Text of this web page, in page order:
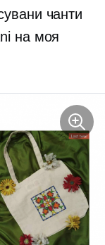
чанти
на моя